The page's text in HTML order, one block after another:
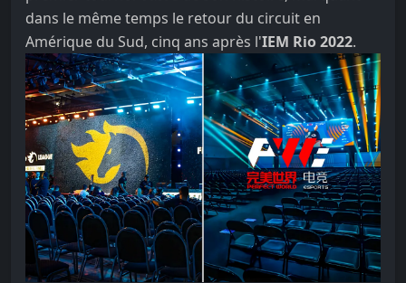
dans le même temps le retour du circuit en
Amérique du Sud, cinq ans après l'IEM Rio 2022.